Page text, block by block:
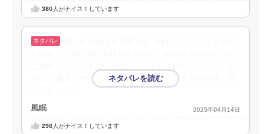
380人がナイス！しています
んなご縁はノーサンキュー。世間で言うところの常識・良
風眠 2025年04月14日
298人がナイス！しています